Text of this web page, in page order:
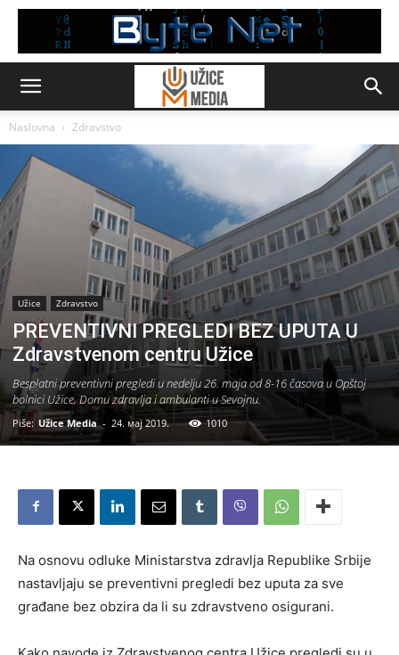
Naslovna Zdravstvo
Užice Zdravstvo
PREVENTIVNI PREGLEDI BEZ UPUTA U
Zdravstvenom centru Užice
Besplatni preventivni pregledi u nedelju 26. maja od 8-16 časova u Opštoj
bolnici Užice, Domu zdravlja i ambulanti u Sevojnu.
Piše: Užice Media - 24. мај 2019. 1010
Na osnovu odluke Ministarstva zdravlja Republike Srbije
nastavljaju se preventivni pregledi bez uputa za sve
građane bez obzira da li su zdravstveno osigurani.